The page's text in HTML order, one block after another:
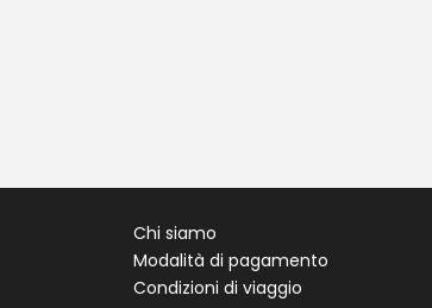
Chi siamo
Modalità di pagamento
Condizioni di viaggio